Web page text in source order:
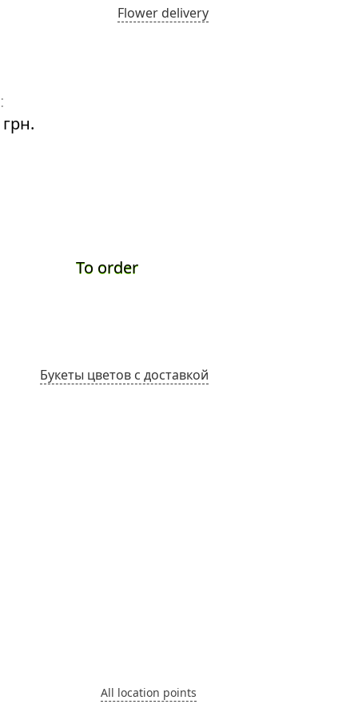
Flower delivery
To order
Букеты цветов с доставкой
All location points